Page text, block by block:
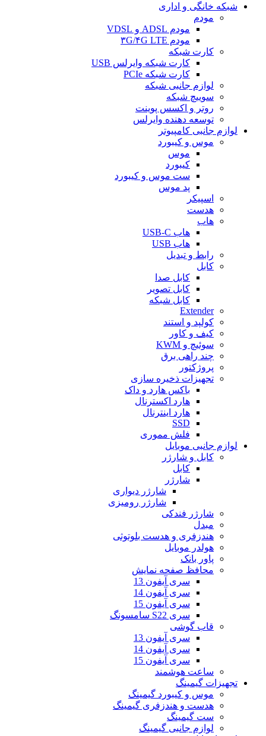
شبکه خانگی و اداری
مودم
مودم ADSL و VDSL
مودم ۳G/۴G LTE
کارت شبکه
کارت شبکه وایرلس USB
کارت شبکه PCIe
لوازم جانبی شبکه
سوییچ شبکه
روتر و اکسس پوینت
توسعه دهنده وایرلس
لوازم جانبی کامپیوتر
موس و کیبورد
موس
کیبورد
ست موس و کیبورد
پد موس
اسپیکر
هدست
هاب
هاب USB-C
هاب USB
رابط و تبدیل
کابل
کابل صدا
کابل تصویر
کابل شبکه
Extender
کولپد و استند
کیف و کاور
سوئیچ و KWM
چند راهی برق
پروژکتور
تجهیزات ذخیره سازی
باکس هارد و داک
هارد اکسترنال
هارد اینترنال
SSD
فلش مموری
لوازم جانبی موبایل
کابل و شارژر
کابل
شارژر
شارژر دیواری
شارژر رومیزی
شارژر فندکی
مبدل
هندزفری و هدست بلوتوثی
هولدر موبایل
پاور بانک
محافظ صفحه نمایش
سری آیفون 13
سری آیفون 14
سری آیفون 15
سری S22 سامسونگ
قاب گوشی
سری آیفون 13
سری آیفون 14
سری آیفون 15
ساعت هوشمند
تجهیزات گیمینگ
موس و کیبورد گیمینگ
هدست و هندزفری گیمینگ
ست گیمینگ
لوازم جانبی گیمینگ